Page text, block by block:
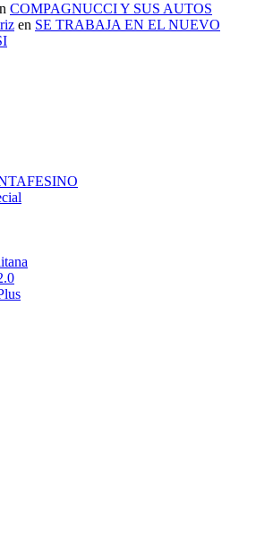
COMPAGNUCCI Y SUS AUTOS
en SE TRABAJA EN EL NUEVO